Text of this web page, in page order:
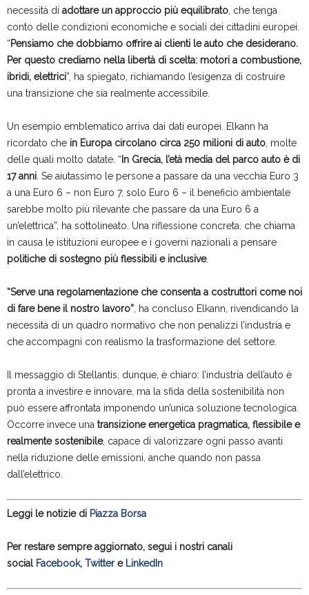
necessità di adottare un approccio più equilibrato , che tenga
conto delle condizioni economiche e sociali dei cittadini europei.
“Pensiamo che dobbiamo offrire ai clienti le auto che desiderano.
Per questo crediamo nella libertà di scelta: motori a combustione,
ibridi, elettrici”, ha spiegato, richiamando l’esigenza di costruire
una transizione che sia realmente accessibile.
Un esempio emblematico arriva dai dati europei. Elkann ha
ricordato che in Europa circolano circa 250 milioni di auto , molte
delle quali molto datate. “ In Grecia, l’età media del parco auto è di
17 anni . Se aiutassimo le persone a passare da una vecchia Euro 3
a una Euro 6 – non Euro 7, solo Euro 6 – il beneficio ambientale
sarebbe molto più rilevante che passare da una Euro 6 a
un’elettrica”, ha sottolineato. Una riflessione concreta, che chiama
in causa le istituzioni europee e i governi nazionali a pensare
politiche di sostegno più flessibili e inclusive.
“Serve una regolamentazione che consenta a costruttori come noi
di fare bene il nostro lavoro” , ha concluso Elkann, rivendicando la
necessità di un quadro normativo che non penalizzi l’industria e
che accompagni con realismo la trasformazione del settore.
Il messaggio di Stellantis, dunque, è chiaro: l’industria dell’auto è
pronta a investire e innovare, ma la sfida della sostenibilità non
può essere affrontata imponendo un’unica soluzione tecnologica.
Occorre invece una transizione energetica pragmatica, flessibile e
realmente sostenibile, capace di valorizzare ogni passo avanti
nella riduzione delle emissioni, anche quando non passa
dall’elettrico.
Leggi le notizie di Piazza Borsa
Per restare sempre aggiornato, segui i nostri canali
social Facebook, Twittere LinkedIn